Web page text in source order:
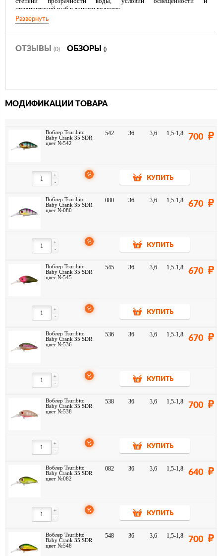
предпочтений рыб в данном водоеме.
Развернуть
ОТЗЫВЫ (0) ОБЗОРЫ ()
МОДИФИКАЦИИ ТОВАРА
Воблер Tsuribito
Baby Crank 35 SDR
цвет №542
542 36 3,6 1,5-1,8 700
-
+ %
КУПИТЬ
Воблер Tsuribito
Baby Crank 35 SDR
цвет №080
080 36 3,6 1,5-1,8 670
-
+ %
КУПИТЬ
Воблер Tsuribito
Baby Crank 35 SDR
цвет №545
545 36 3,6 1,5-1,8 670
-
+ %
КУПИТЬ
Воблер Tsuribito
Baby Crank 35 SDR
цвет №536
536 36 3,6 1,5-1,8 670
-
+ %
КУПИТЬ
Воблер Tsuribito
Baby Crank 35 SDR
цвет №538
538 36 3,6 1,5-1,8 700
-
+ %
КУПИТЬ
Воблер Tsuribito
Baby Crank 35 SDR
цвет №082
082 36 3,6 1,5-1,8 640
-
+ %
КУПИТЬ
Воблер Tsuribito
Baby Crank 35 SDR
цвет №548
548 36 3,6 1,5-1,8 700